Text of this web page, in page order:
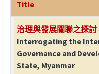
Title
治理與發展關聯之探
Interrogating the
Governance and
State, Myanmar